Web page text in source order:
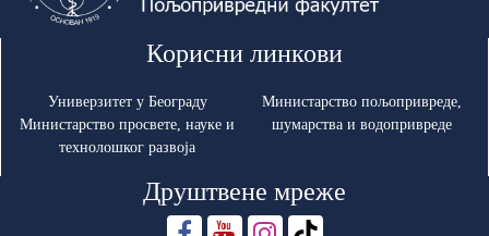
Корисни линкови
Универзитет у Београду
Министарство просвете, науке и
технолошког развоја
Министарство пољопривреде,
шумарства и водопривреде
Друштвене мреже